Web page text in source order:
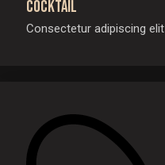
Cocktail
Consectetur adipiscing elit